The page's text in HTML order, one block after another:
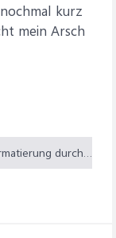
kurz
mein Arsch